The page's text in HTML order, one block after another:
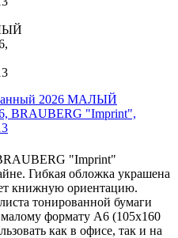
"Imprint"
Гибкая обложка украшена
книжную ориентацию.
тонированной бумаги
формату А6 (105х160
как в офисе, так и на